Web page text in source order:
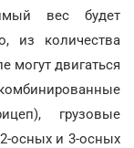
вес будет
из количества
могут двигаться
грузовые
осных и 3-осных